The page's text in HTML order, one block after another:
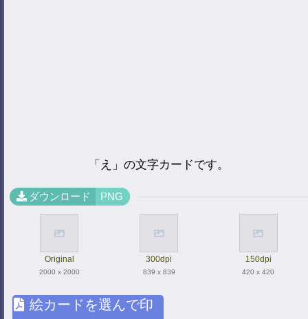
「え」の文字カードです。
ダウンロード PNG
Original
2000 x 2000
300dpi
839 x 839
150dpi
420 x 420
絵カードを選んで印